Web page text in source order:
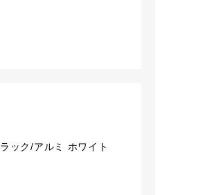
ック/アルミ ホワイト